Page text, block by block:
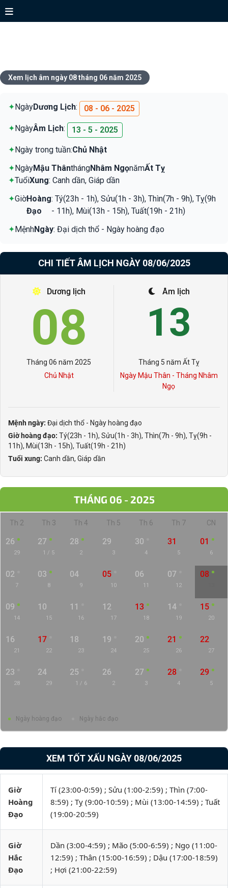
Xem lịch âm ngày 08 tháng 06 năm 2025
✦NgàyDương Lịch: 08 - 06 - 2025
✦NgàyÂm Lịch: 13 - 5 - 2025
✦Ngày trong tuần:Chủ Nhật
✦NgàyMậu ThânthángNhâm NgọnămẤt Tỵ
✦TuổiXung: Canh dần, Giáp dần
✦GiờHoàng
Đạo
: Tý(23h - 1h), Sửu(1h - 3h), Thìn(7h - 9h), Tỵ(9h
- 11h), Mùi(13h - 15h), Tuất(19h - 21h)
✦MệnhNgày: Đại dịch thổ - Ngày hoàng đạo
CHI TIẾT ÂM LỊCH NGÀY 08/06/2025
Dương lịch
08
Tháng 06 năm 2025
Chủ Nhật
Âm lịch
13
Tháng 5 năm Ất Tỵ
Ngày Mậu Thân - Tháng Nhâm
Ngọ
Mệnh ngày: Đại dịch thổ - Ngày hoàng đạo
Giờ hoàng đạo: Tý(23h - 1h), Sửu(1h - 3h), Thìn(7h - 9h), Tỵ(9h -
11h), Mùi(13h - 15h), Tuất(19h - 21h)
Tuổi xung: Canh dần, Giáp dần
THÁNG 06 - 2025
Th 2 Th 3 Th 4 Th 5 Th 6 Th 7 CN
26
29
27
1 / 5
28
2
29
3
30
4
31
5
01
6
02
7
03
8
04
9
05
10
06
11
07
12
08
09
14
10
15
11
16
12
17
13
18
14
19
15
20
16
21
17
22
18
23
19
24
20
25
21
26
22
27
23
28
24
29
25
1 / 6
26
2
27
3
28
4
29
5
Ngày hoàng đạo Ngày hắc đạo
XEM TỐT XẤU NGÀY 08/06/2025
Giờ
Hoàng
Đạo
Tí (23:00-0:59) ; Sửu (1:00-2:59) ; Thìn (7:00-
8:59) ; Tỵ (9:00-10:59) ; Mùi (13:00-14:59) ; Tuất
(19:00-20:59)
Giờ
Hắc
Đạo
Dần (3:00-4:59) ; Mão (5:00-6:59) ; Ngọ (11:00-
12:59) ; Thân (15:00-16:59) ; Dậu (17:00-18:59)
; Hợi (21:00-22:59)